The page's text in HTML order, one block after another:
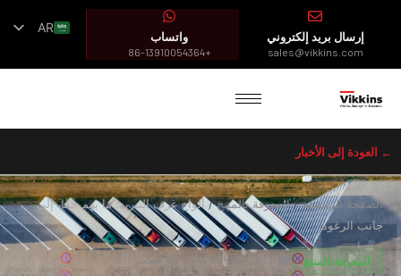
إرسال بريد إلكتروني
sales@vikkins.com
واتساب
+86-13910054364
AR
← العودة إلى الأخبار
الصفحة الرئيسية/المعرفة بالمنتج/ ألواح غرف التبريد: ما يهم حقًا، إلى
جانب الرغوة
المعرفة بالمنتج فيكينز